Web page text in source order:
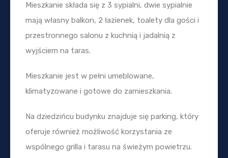
Mieszkanie składa się z 3 sypialni, dwie sypialnie
mają własny balkon, 2 łazienek, toalety dla gości i
przestronnego salonu z kuchnią i jadalnią z
wyjściem na taras.
Mieszkanie jest w pełni umeblowane,
klimatyzowane i gotowe do zamieszkania.
Na dziedzińcu budynku znajduje się parking, który
oferuje również możliwość korzystania ze
wspólnego grilla i tarasu na świeżym powietrzu.